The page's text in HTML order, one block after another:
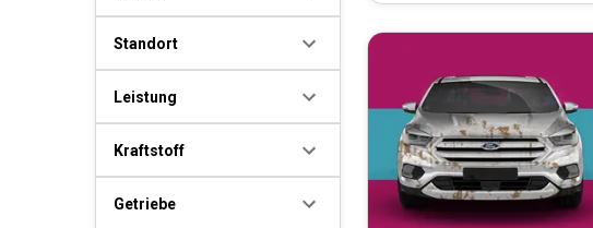
Standort
Leistung
Kraftstoff
Getriebe